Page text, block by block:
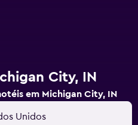
City, IN
em Michigan City, IN
Unidos